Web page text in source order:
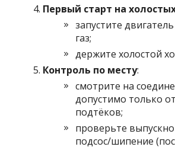
Первый старт на
запустите
газ;
держите холостой
Контроль по месту:
смотрите на
допустимо только
подтёков;
проверьте
подсос/шипение